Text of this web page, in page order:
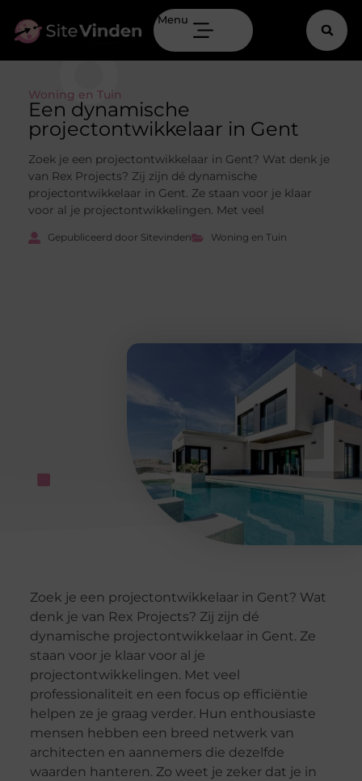
Menu
Woning en Tuin
Een dynamische
projectontwikkelaar in Gent
Zoek je een projectontwikkelaar in Gent? Wat denk je
van Rex Projects? Zij zijn dé dynamische
projectontwikkelaar in Gent. Ze staan voor je klaar
voor al je projectontwikkelingen. Met veel
Gepubliceerd door Sitevinden Woning en Tuin
Zoek je een projectontwikkelaar in Gent? Wat
denk je van Rex Projects? Zij zijn dé
dynamische projectontwikkelaar in Gent. Ze
staan voor je klaar voor al je
projectontwikkelingen. Met veel
professionaliteit en een focus op efficiëntie
helpen ze je graag verder. Hun enthousiaste
mensen hebben een breed netwerk van
architecten en aannemers die dezelfde
waarden hanteren. Zo weet je zeker dat je in